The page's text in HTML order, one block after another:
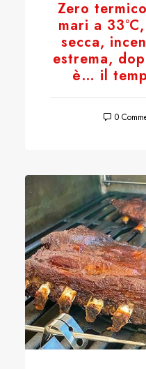
Zero
mari a
secca,
estrema,
è… il
0